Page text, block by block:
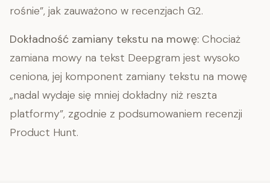
rośnie”, jak zauważono w recenzjach G2.
Dokładność zamiany tekstu na mowę: Chociaż
zamiana mowy na tekst Deepgram jest wysoko
ceniona, jej komponent zamiany tekstu na mowę
„nadal wydaje się mniej dokładny niż reszta
platformy”, zgodnie z podsumowaniem recenzji
Product Hunt.